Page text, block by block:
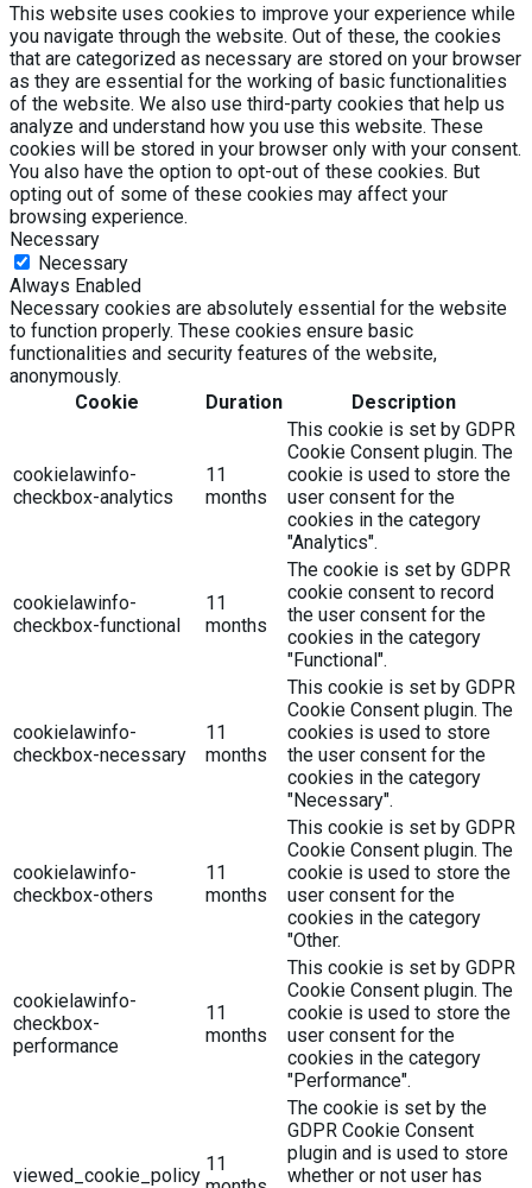
This website uses cookies to improve your experience while
you navigate through the website. Out of these, the cookies
that are categorized as necessary are stored on your browser
as they are essential for the working of basic functionalities
of the website. We also use third-party cookies that help us
analyze and understand how you use this website. These
cookies will be stored in your browser only with your consent.
You also have the option to opt-out of these cookies. But
opting out of some of these cookies may affect your
browsing experience.
Necessary
Necessary
Always Enabled
Necessary cookies are absolutely essential for the website
to function properly. These cookies ensure basic
functionalities and security features of the website,
anonymously.
Cookie
Duration Description
cookielawinfo-
checkbox-analytics
11
months
This cookie is set by GDPR
Cookie Consent plugin. The
cookie is used to store the
user consent for the
cookies in the category
"Analytics".
cookielawinfo-
checkbox-functional
11
months
The cookie is set by GDPR
cookie consent to record
the user consent for the
cookies in the category
"Functional".
cookielawinfo-
checkbox-necessary
11
months
This cookie is set by GDPR
Cookie Consent plugin. The
cookies is used to store
the user consent for the
cookies in the category
"Necessary".
cookielawinfo-
checkbox-others
11
months
This cookie is set by GDPR
Cookie Consent plugin. The
cookie is used to store the
user consent for the
cookies in the category
"Other.
cookielawinfo-
checkbox-
performance
11
months
This cookie is set by GDPR
Cookie Consent plugin. The
cookie is used to store the
user consent for the
cookies in the category
"Performance".
viewed_cookie_policy
11
The cookie is set by the
GDPR Cookie Consent
plugin and is used to store
whether or not user has